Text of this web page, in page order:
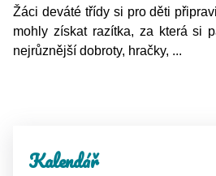
Žáci deváté třídy si pro děti
mohly získat razítka, za která si
nejrůznější dobroty, hračky, ...
Kalendář